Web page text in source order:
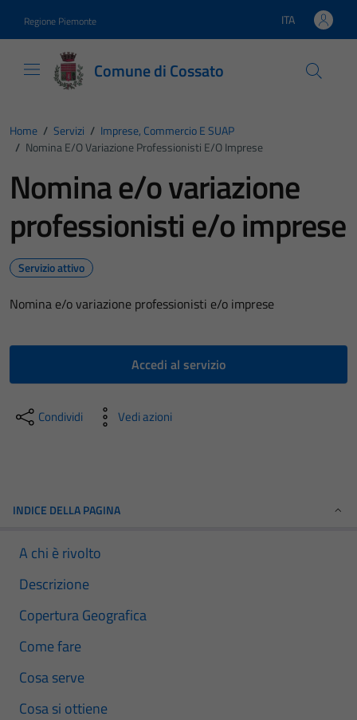
Regione Piemonte Lingua attiva:
ITA
Comune di Cossato
Home / Servizi / Imprese, Commercio E SUAP
/ Nomina E/o Variazione Professionisti E/o Imprese
Nomina e/o variazione
professionisti e/o imprese
Servizio attivo
Nomina e/o variazione professionisti e/o imprese
Accedi al servizio
Condividi Vedi azioni
INDICE DELLA PAGINA
A chi è rivolto
Descrizione
Copertura Geografica
Come fare
Cosa serve
Cosa si ottiene